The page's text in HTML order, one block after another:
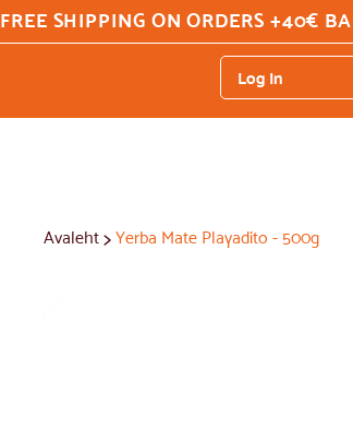
Log In
FREE SHIPPING ON ORDERS +40€
Avaleht > Yerba Mate Playadito - 500g